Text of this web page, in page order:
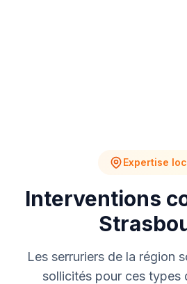
Expertise
Interventions
Les serruriers de la région
sollicités pour ces types